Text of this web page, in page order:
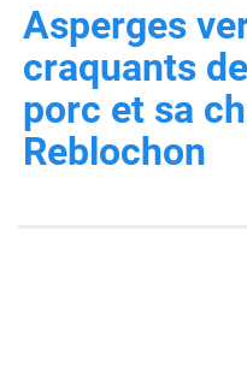
Asperges
craquants
porc et sa
Reblochon